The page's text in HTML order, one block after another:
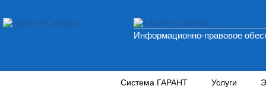
Информационно-правовое
Система ГАРАНТ Услуги